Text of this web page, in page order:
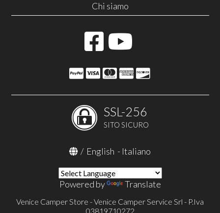
Chi siamo
SSL-256
SITO SICURO
/ English - Italiano
Powered by Translate
Venice Camper Store - Venice Camper Service Srl - P.Iva
03819710272